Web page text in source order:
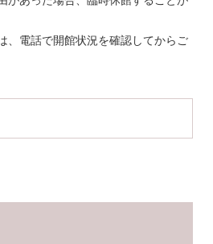
、電話で開館状況を確認してからご